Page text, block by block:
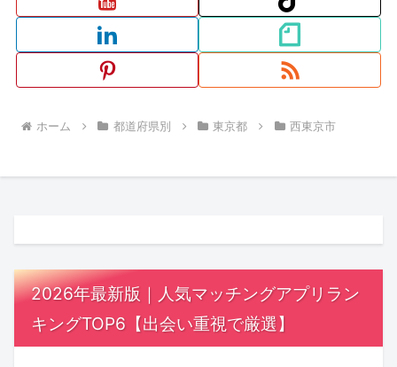
ホーム 都道府県別 東京都 西東京市
2026年最新版｜人気マッチングアプリラン
キングTOP6【出会い重視で厳選】